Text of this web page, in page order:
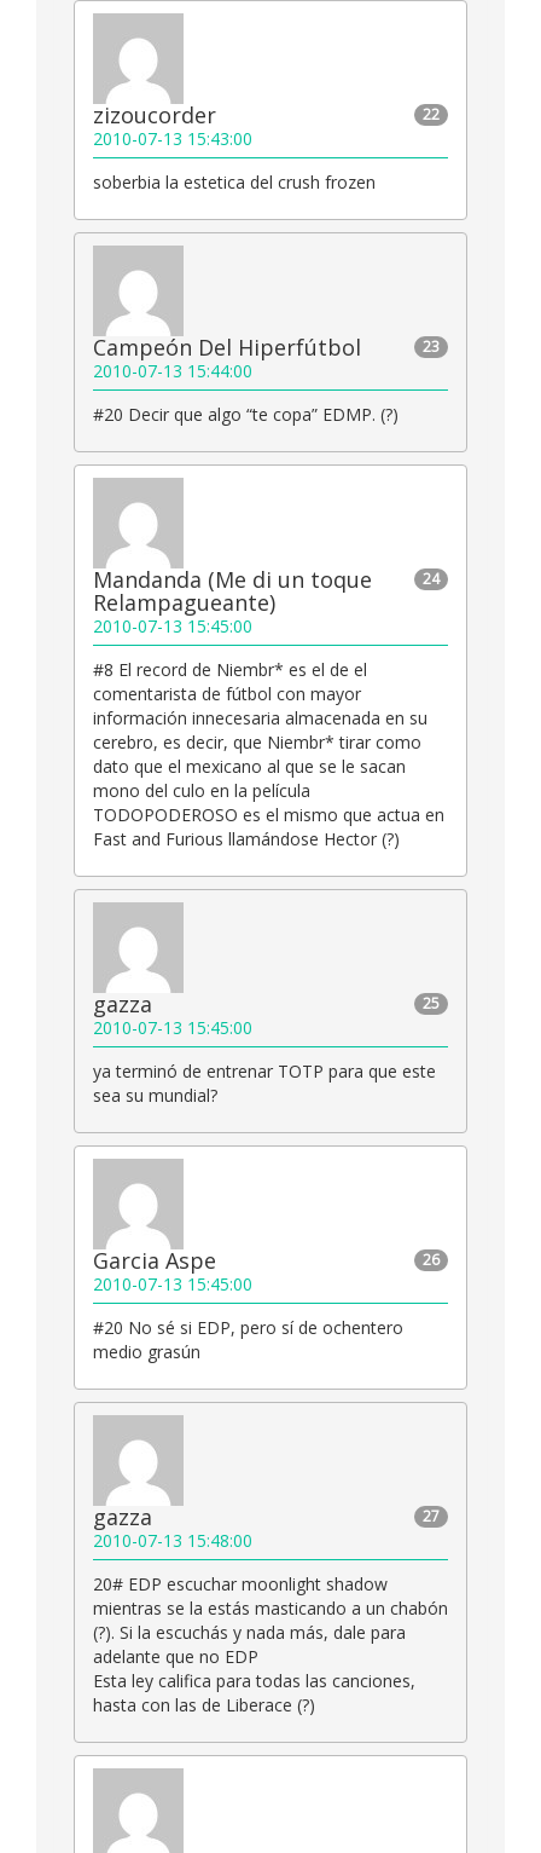
22
zizoucorder
2010-07-13 15:43:00
soberbia la estetica del crush frozen
23
Campeón Del Hiperfútbol
2010-07-13 15:44:00
#20 Decir que algo “te copa” EDMP. (?)
24
Mandanda (Me di un toque
Relampagueante)
2010-07-13 15:45:00
#8 El record de Niembr* es el de el
comentarista de fútbol con mayor
información innecesaria almacenada en su
cerebro, es decir, que Niembr* tirar como
dato que el mexicano al que se le sacan
mono del culo en la película
TODOPODEROSO es el mismo que actua en
Fast and Furious llamándose Hector (?)
25
gazza
2010-07-13 15:45:00
ya terminó de entrenar TOTP para que este
sea su mundial?
26
Garcia Aspe
2010-07-13 15:45:00
#20 No sé si EDP, pero sí de ochentero
medio grasún
27
gazza
2010-07-13 15:48:00
20# EDP escuchar moonlight shadow
mientras se la estás masticando a un chabón
(?). Si la escuchás y nada más, dale para
adelante que no EDP
Esta ley califica para todas las canciones,
hasta con las de Liberace (?)